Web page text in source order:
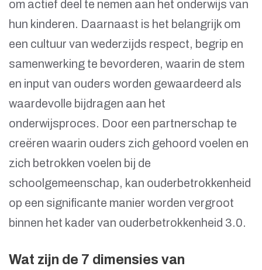
om actief deel te nemen aan het onderwijs van
hun kinderen. Daarnaast is het belangrijk om
een cultuur van wederzijds respect, begrip en
samenwerking te bevorderen, waarin de stem
en input van ouders worden gewaardeerd als
waardevolle bijdragen aan het
onderwijsproces. Door een partnerschap te
creëren waarin ouders zich gehoord voelen en
zich betrokken voelen bij de
schoolgemeenschap, kan ouderbetrokkenheid
op een significante manier worden vergroot
binnen het kader van ouderbetrokkenheid 3.0.
Wat zijn de 7 dimensies van